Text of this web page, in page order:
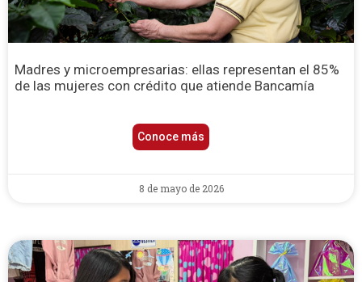
Madres y microempresarias: ellas representan el 85%
de las mujeres con crédito que atiende Bancamía
Conoce más
8 de mayo de 2026